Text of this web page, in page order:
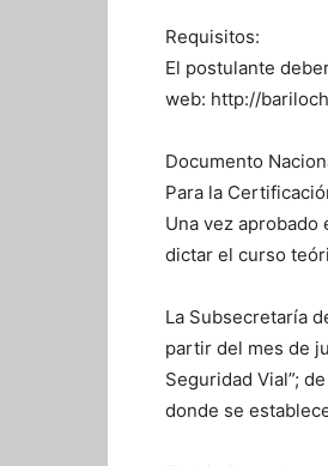
Requisitos:
El postulante
web: http://
Documento
Para la
Una vez
dictar el curso
La Subsecretaría
partir del mes de
Seguridad Vial”;
donde se